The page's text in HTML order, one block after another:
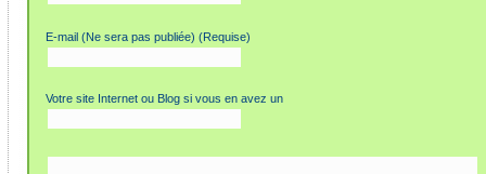
E-mail (Ne sera pas publiée) (Requise)
Votre site Internet ou Blog si vous en avez un